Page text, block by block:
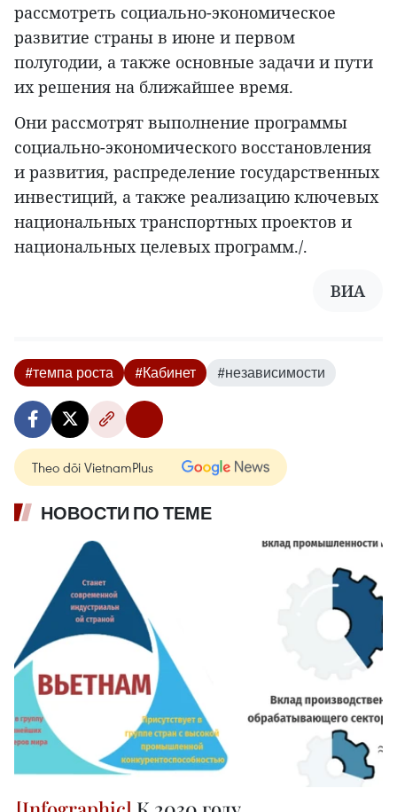
рассмотреть социально-экономическое
развитие страны в июне и первом
полугодии, а также основные задачи и пути
их решения на ближайшее время.
Они рассмотрят выполнение программы
социально-экономического восстановления
и развития, распределение государственных
инвестиций, а также реализацию ключевых
национальных транспортных проектов и
национальных целевых программ./.
ВИА
#темпа роста #Кабинет #независимости
Theo dõi VietnamPlus
НОВОСТИ ПО ТЕМЕ